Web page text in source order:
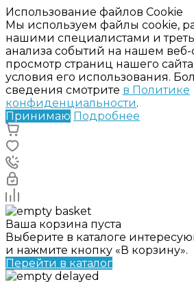
Использование файлов Cookie
Мы используем файлы cookie,
нашими специалистами и
анализа событий на нашем
просмотр страниц нашего
условия его использования.
сведения смотрите в Политике
конфиденциальности.
Принимаю Подробнее
Ваша корзина пуста
Выберите в каталоге
и нажмите кнопку «В корзину».
Перейти в каталог